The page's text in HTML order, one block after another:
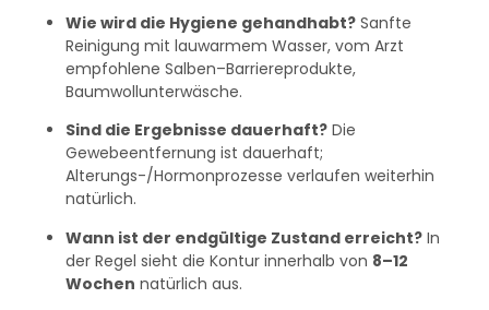
Wie wird die Hygiene gehandhabt? Sanfte
Reinigung mit lauwarmem Wasser, vom Arzt
empfohlene Salben–Barriereprodukte,
Baumwollunterwäsche.
Sind die Ergebnisse dauerhaft? Die
Gewebeentfernung ist dauerhaft;
Alterungs-/Hormonprozesse verlaufen weiterhin
natürlich.
Wann ist der endgültige Zustand erreicht? In
der Regel sieht die Kontur innerhalb von 8–12
Wochen natürlich aus.